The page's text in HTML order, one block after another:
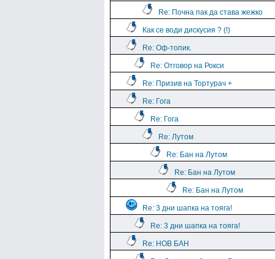
Re: Почна пак да става жежко
Как се води дискусия ? (!)
Re: Оф-топик.
Re: Отговор на Рокси
Re: Призив на Тортурач +
Re: Гога
Re: Гога
Re: Лутом
Re: Бан на Лутом
Re: Бан на Лутом
Re: Бан на Лутом
Re: 3 дни шапка на тояга!
Re: 3 дни шапка на тояга!
Re: НОВ БАН